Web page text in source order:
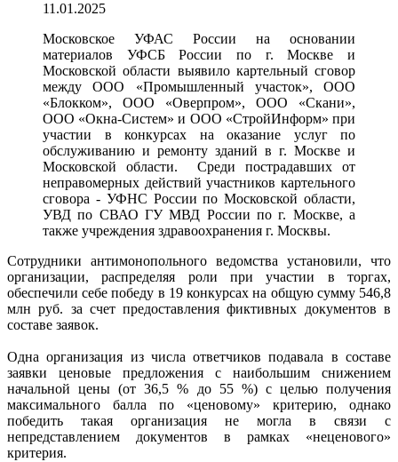
11.01.2025
Московское УФАС России на основании
материалов УФСБ России по г. Москве и
Московской области выявило картельный сговор
между ООО «Промышленный участок», ООО
«Блокком», ООО «Оверпром», ООО «Скани»,
ООО «Окна-Систем» и ООО «СтройИнформ» при
участии в конкурсах на оказание услуг по
обслуживанию и ремонту зданий в г. Москве и
Московской области. Среди пострадавших от
неправомерных действий участников картельного
сговора - УФНС России по Московской области,
УВД по СВАО ГУ МВД России по г. Москве, а
также учреждения здравоохранения г. Москвы.
Сотрудники антимонопольного ведомства установили, что
организации, распределяя роли при участии в торгах,
обеспечили себе победу в 19 конкурсах на общую сумму 546,8
млн руб. за счет предоставления фиктивных документов в
составе заявок.
Одна организация из числа ответчиков подавала в составе
заявки ценовые предложения с наибольшим снижением
начальной цены (от 36,5 % до 55 %) с целью получения
максимального балла по «ценовому» критерию, однако
победить такая организация не могла в связи с
непредставлением документов в рамках «неценового»
критерия.